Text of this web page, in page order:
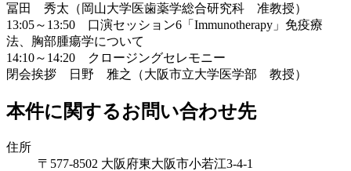
冨田 秀太（岡山大学医歯薬学総合研究科 准教授）
13:05～13:50 口演セッション6「Immunotherapy」免疫療
法、胸部腫瘍学について
14:10～14:20 クロージングセレモニー
閉会挨拶 日野 雅之（大阪市立大学医学部 教授）
本件に関するお問い合わせ先
住所
〒577-8502 大阪府東大阪市小若江3-4-1